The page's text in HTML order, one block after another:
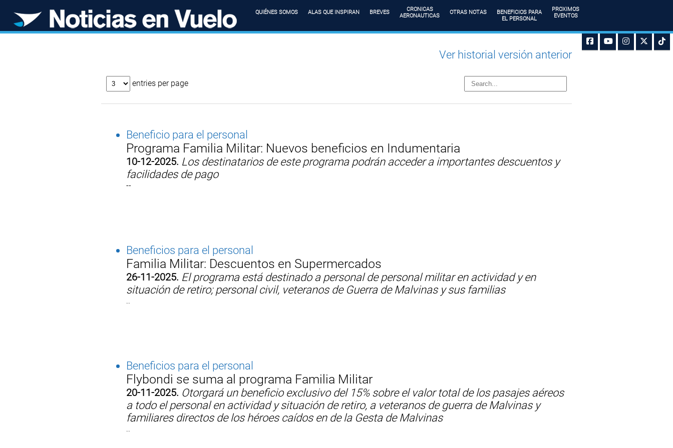
QUIÉNES SOMOS ALAS QUE INSPIRAN BREVES
CRONICAS
AERONAUTICAS
OTRAS NOTAS
BENEFICIOS PARA
EL PERSONAL
PROXIMOS
EVENTOS
Ver historial versión anterior
entries per page
Beneficio para el personal
Programa Familia Militar: Nuevos beneficios en Indumentaria
10-12-2025. Los destinatarios de este programa podrán acceder a importantes descuentos y
facilidades de pago
--
Beneficios para el personal
Familia Militar: Descuentos en Supermercados
26-11-2025. El programa está destinado a personal de personal militar en actividad y en
situación de retiro; personal civil, veteranos de Guerra de Malvinas y sus familias
..
Beneficios para el personal
Flybondi se suma al programa Familia Militar
20-11-2025. Otorgará un beneficio exclusivo del 15% sobre el valor total de los pasajes aéreos
a todo el personal en actividad y situación de retiro, a veteranos de guerra de Malvinas y
familiares directos de los héroes caídos en de la Gesta de Malvinas
..